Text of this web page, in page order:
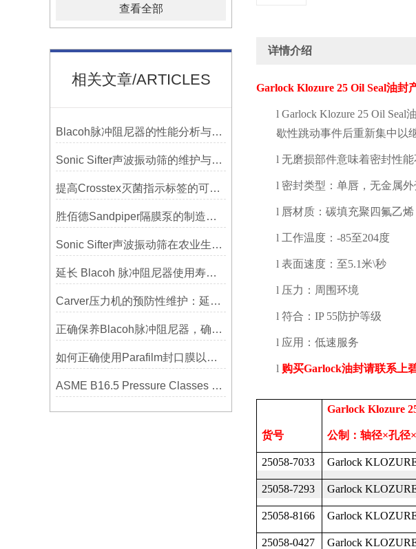
查看全部
相关文章/ARTICLES
Blacoh脉冲阻尼器的性能分析与测试方法
Sonic Sifter声波振动筛的维护与保养指南
提高Crosstex灭菌指示标签的可见性和识别度的方法
胜佰德Sandpiper隔膜泵的制造工艺和技术难点
Sonic Sifter声波振动筛在农业生产中的应用与优化
延长 Blacoh 脉冲阻尼器使用寿命的维护技巧大公开
Carver压力机的预防性维护：延长使用寿命的技巧
正确保养Blacoh脉冲阻尼器，确保长期稳定运行
如何正确使用Parafilm封口膜以确保实验结果的准确性？
ASME B16.5 Pressure Classes of Flanges压力等级
详情介绍
Garlock Klozure 25 Oil Seal油封
l Garlock Klozure 25 Oil Seal
歇性跳动事件后重新集中以
l 无磨损部件意味着密封性
l 密封类型：单唇，无金属外
l 唇材质：碳填充聚四氟乙烯
l 工作温度： -85至204度
l 表面速度：至5.1米\秒
l 压力：周围环境
l 符合： IP 55防护等级
l 应用：低速服务
l 购买Garlock油封请联系上
货号
Garlock Klozure
公制：轴径×孔径
25058-7033 Garlock
25058-7293 Garlock
25058-8166 Garlock
25058-0427 Garlock